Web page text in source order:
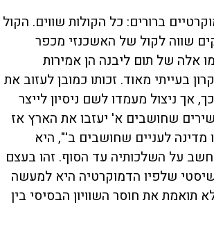
ברורים: כל הקולות שווים. הקול
שווה לקול של האשכנזי מכפר
אלה של תום ליבנה הן אמירות
בעייתי מאוד. זכותו כמובן לעזוב את
אך ניצול מעמדו לשם ניסיון לייצר
שחושבים א' יעזבו את הארץ אז
לעניים שחושבים ב'", היא
על השלכותיה עד הסוף. זהו בעצם
שלפיו הדמוקרטיה היא למעשה
תואמת את חוסר השוויון הבסיסי בין